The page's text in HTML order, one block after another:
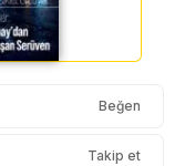
Beğen
Takip et